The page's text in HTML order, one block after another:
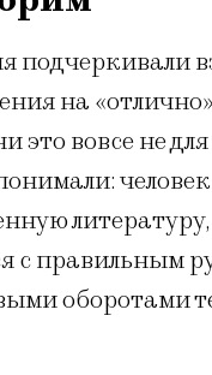
подчеркивали
на
это вовсе не
с правильным
оборотами